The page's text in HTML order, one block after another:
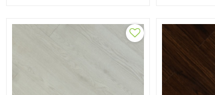
y las manchas.